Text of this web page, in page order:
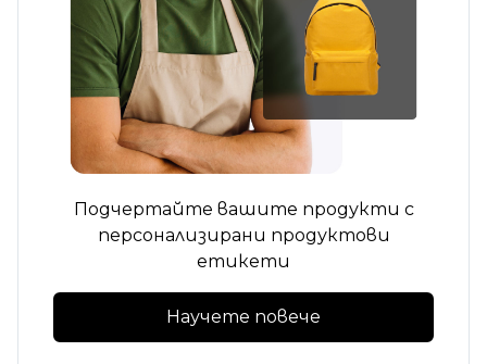
Подчертайте вашите продукти с
персонализирани продуктови
етикети
Научете повече